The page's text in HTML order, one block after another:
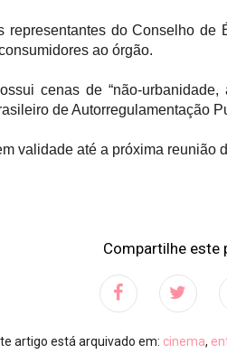
representantes do Conselho
ao órgão.
cenas de “não-
de Autorregulamentação
validade até a próxima
Compartilhe este
artigo está arquivado em: cinema,